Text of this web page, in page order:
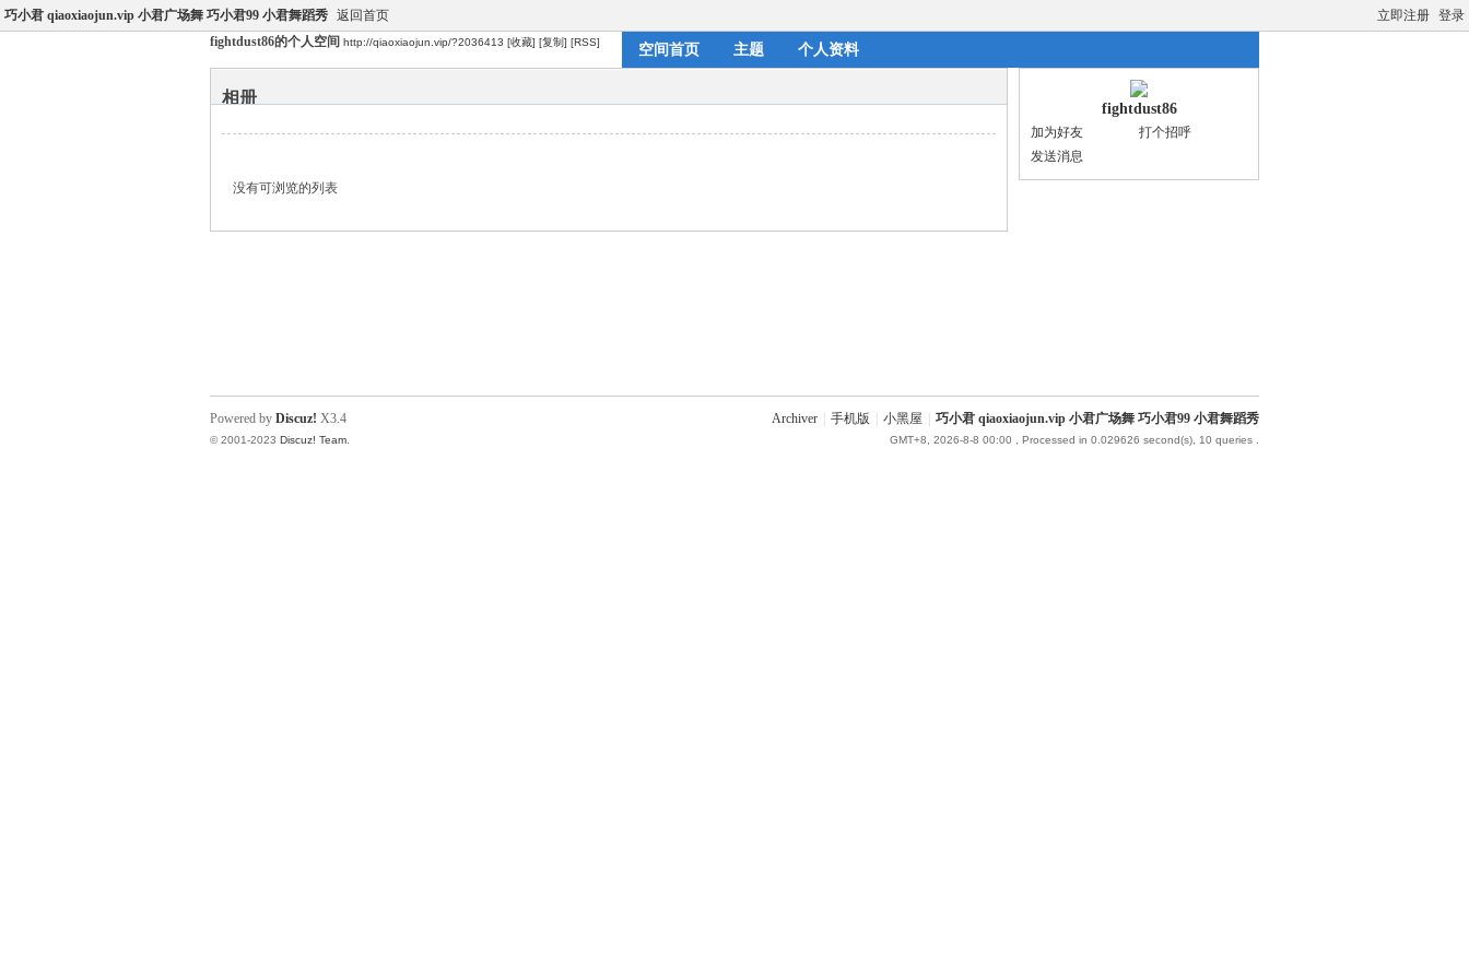
立即注册 登录
巧小君 qiaoxiaojun.vip 小君广场舞 巧小君99 小君舞蹈秀 返回首页
fightdust86的个人空间 http://qiaoxiaojun.vip/?2036413 [收藏] [复制] [RSS] 空间首页 主题 个人资料
相册
没有可浏览的列表
fightdust86
加为好友
打个招呼
发送消息
Archiver 手机版 小黑屋 巧小君 qiaoxiaojun.vip 小君广场舞 巧小君99 小君舞蹈秀
GMT+8, 2026-8-8 00:00 , Processed in 0.029626 second(s), 10 queries .
Powered by Discuz! X3.4
© 2001-2023 Discuz! Team